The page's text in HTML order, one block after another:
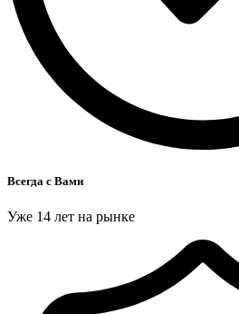
Всегда с Вами
Уже 14 лет на рынке